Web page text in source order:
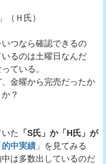
（Ｈ氏）
つなら確認できるの
るのは土曜日なんだ
ている。
金曜から完売だったか
？
た
「S氏」か「H氏」が
的中実績 」を見てみる
は多数出しているのだ